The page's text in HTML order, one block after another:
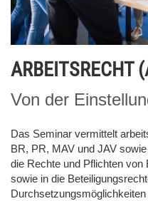
ARBEITSRECHT
Von der
Das Seminar vermittelt
BR, PR, MAV und JAV
die Rechte und Pflichten von
sowie in die